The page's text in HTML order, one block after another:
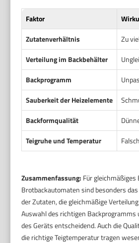
Faktor
Zutatenverhältnis
Zu
Verteilung im Backbehälter
Backprogramm
Sauberkeit der Heizelemente
Backformqualität
Teigruhe und Temperatur
Zusammenfassung: Für gleichmäßiges
Brotbackautomaten sind besonders
der Zutaten, die gleichmäßige
Auswahl des richtigen Backprogramms
des Geräts entscheidend. Auch die
die richtige Teigtemperatur tragen